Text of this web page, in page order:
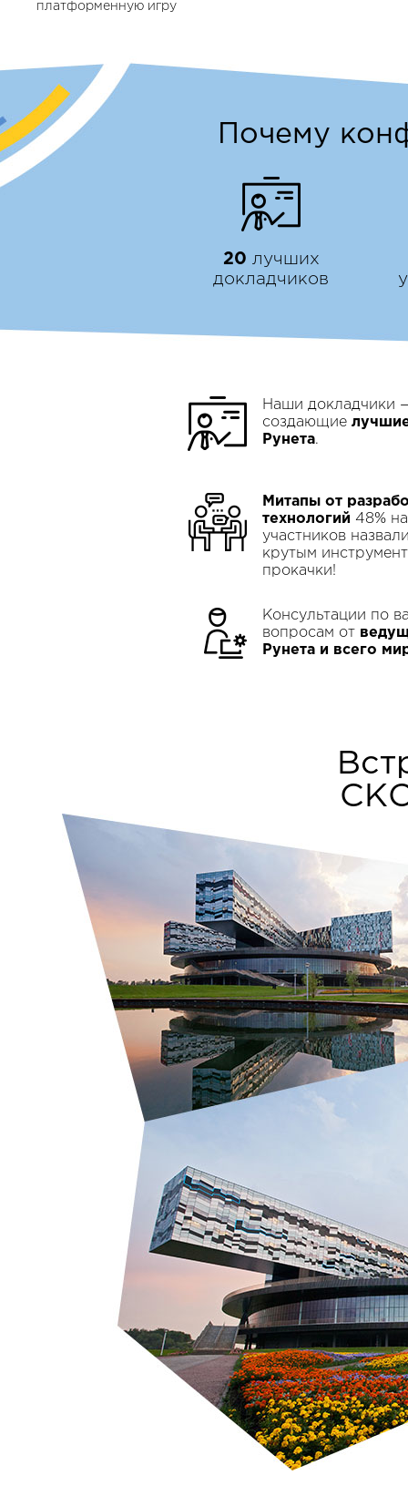
платформенную игру
Почему
20 лучших
докладчиков
Наши докладчики
создающие
Рунета.
Митапы от
технологий 48%
участников
крутым
прокачки!
Консультации по
вопросам от
Рунета и всего